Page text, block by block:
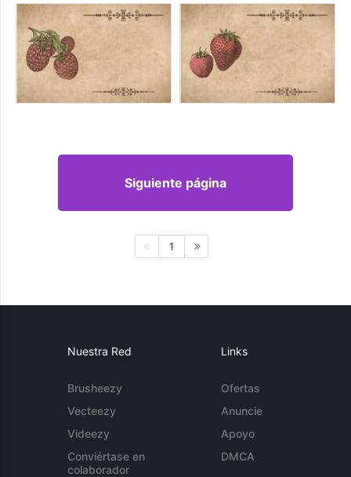
Siguiente página
1
Nuestra Red
Brusheezy
Vecteezy
Videezy
Conviértase en
colaborador
Links
Ofertas
Anuncie
Apoyo
DMCA